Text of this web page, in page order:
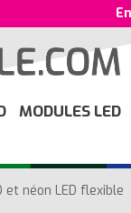
MODULES LED
et néon LED flexible